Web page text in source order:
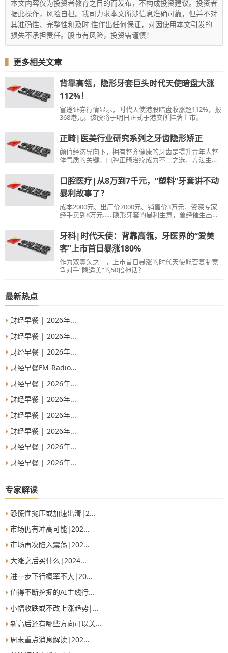
本文内容仅为投资者教育之目的而发布，不构成投资建议。投资者
据此操作，风险自担。我司力求本文所涉信息准确可靠，但并不对
其准确性、完整性和及时 性作出任何保证，对因使用本文引发的
损失不承担责任。股市有风险，投资需谨慎！
更多相关文章
背靠高瓴，隐形牙套巨头时代天使暗盘大涨
112%！
富途证券行情显示，时代天使港股暗盘收涨超112%，报
368港元。该股将于明日正式于港交所挂牌上市。
正畸|医美行业研究系列之牙齿隐形矫正
颜值经济导向下，拥有整齐健康的牙齿是提升青年人整
体气质的关键。口腔正畸治疗成为不二之选，方法主要
口腔医疗|从8万到7千元，“塑料”牙套讲不动
暴利故事了？
成本2000元、出厂价7000元、销售价3万元，资深专家
经手卖到8万元……隐形牙套的暴利生意，曾经催生出了
研究这个行业却发现，价格战已经悄然打响，“塑料片”
的生意似乎也没有那么好做。
牙科|时代天使：背靠高瓴，牙医界的“爱美
客”上市首日暴涨180%
作为双寡头之一，上市首日暴涨的时代天使能否复制竞
争对手“隐适美”的50倍神话？
最新热点
财经早餐 | 2026年...
财经早餐 | 2026年...
财经早餐 | 2026年...
财经早餐FM-Radio...
财经早餐 | 2026年...
财经早餐 | 2026年...
财经早餐 | 2026年...
财经早餐 | 2026年...
财经早餐 | 2026年...
财经早餐 | 2026年...
专家解读
恐慌性抛压或加速出清|2...
市场仍有冲高可能|202...
市场再次陷入震荡|202...
大涨之后买什么|2024...
进一步下行概率不大|20...
值得不断挖掘的AI主线行...
小幅收跌或不改上涨趋势|...
新高后还有哪些方向可以关...
周末重点消息解读|202...